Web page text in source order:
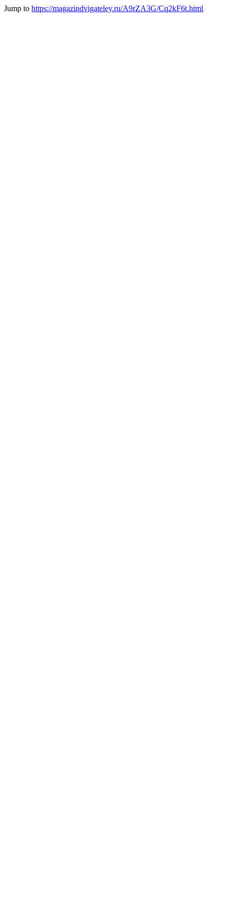
Jump to https://magazindvigateley.ru/A9rZA3G/Cq2kF6t.html